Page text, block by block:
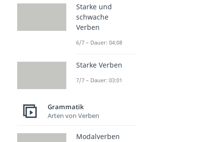
Starke und
schwache
Verben
6/7 – Dauer: 04:08
Starke Verben
7/7 – Dauer: 03:01
Grammatik
Arten von Verben
Modalverben